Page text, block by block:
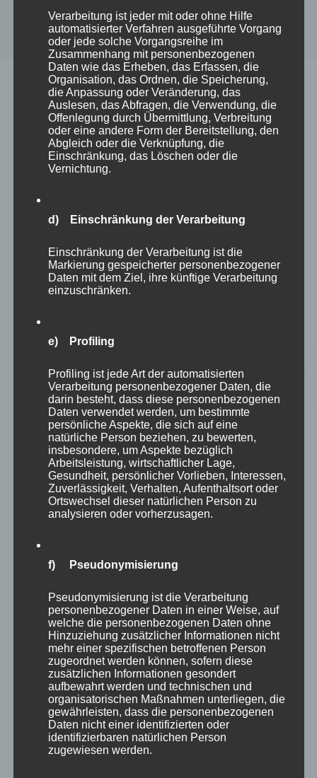
Waldbrandmanagement zunehmend vor
besondere Herausforderungen.
Sonderschau
Insekten
Schäden
Andrea Hauck
Tel. +49 (0) 6078/785-63
andrea.hauck@kwf-online.de
Öffnungszeiten
für Besucher:
Täglich von 9 – 18 Uhr
Welche Vorgehensweisen, auch
Vorstellungen sind denkbar? Auf der
Sonderschau sollen bewährte und
neue Möglichkeiten zum Monitoring,
zur Prävention und natürlich zur
Bekämpfung aufgezeigt werden, um
der Gefahr durch schädigende
Insekten zu begegnen.
Verarbeitung ist jeder mit oder ohne Hilfe
automatisierter Verfahren ausgeführte Vorgang
oder jede solche Vorgangsreihe im
Zusammenhang mit personenbezogenen
Daten wie das Erheben, das Erfassen, die
Organisation, das Ordnen, die Speicherung,
die Anpassung oder Veränderung, das
Auslesen, das Abfragen, die Verwendung, die
Offenlegung durch Übermittlung, Verbreitung
oder eine andere Form der Bereitstellung, den
Abgleich oder die Verknüpfung, die
Einschränkung, das Löschen oder die
Vernichtung.
d) Einschränkung der Verarbeitung
Einschränkung der Verarbeitung ist die
Markierung gespeicherter personenbezogener
Daten mit dem Ziel, ihre künftige Verarbeitung
einzuschränken.
e) Profiling
Profiling ist jede Art der automatisierten
Verarbeitung personenbezogener Daten, die
darin besteht, dass diese personenbezogenen
Daten verwendet werden, um bestimmte
persönliche Aspekte, die sich auf eine
natürliche Person beziehen, zu bewerten,
insbesondere, um Aspekte bezüglich
Arbeitsleistung, wirtschaftlicher Lage,
Gesundheit, persönlicher Vorlieben, Interessen,
Zuverlässigkeit, Verhalten, Aufenthaltsort oder
Ortswechsel dieser natürlichen Person zu
analysieren oder vorherzusagen.
f) Pseudonymisierung
Pseudonymisierung ist die Verarbeitung
personenbezogener Daten in einer Weise, auf
welche die personenbezogenen Daten ohne
Hinzuziehung zusätzlicher Informationen nicht
mehr einer spezifischen betroffenen Person
zugeordnet werden können, sofern diese
zusätzlichen Informationen gesondert
aufbewahrt werden und technischen und
organisatorischen Maßnahmen unterliegen, die
gewährleisten, dass die personenbezogenen
Daten nicht einer identifizierten oder
identifizierbaren natürlichen Person
zugewiesen werden.